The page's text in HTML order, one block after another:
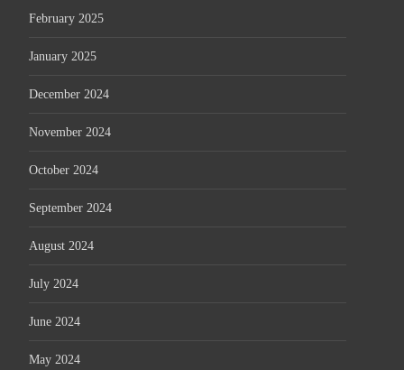
February 2025
January 2025
December 2024
November 2024
October 2024
September 2024
August 2024
July 2024
June 2024
May 2024